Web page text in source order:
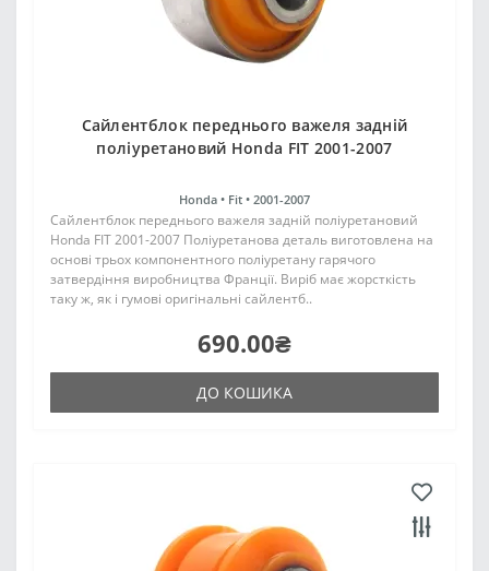
Сайлентблок переднього важеля задній
поліуретановий Honda FIT 2001-2007
Honda • Fit • 2001-2007
Сайлентблок переднього важеля задній поліуретановий
Honda FIT 2001-2007 Поліуретанова деталь виготовлена на
основі трьох компонентного поліуретану гарячого
затвердіння виробництва Франції. Виріб має жорсткість
таку ж, як і гумові оригінальні сайлентб..
690.00₴
ДО КОШИКА